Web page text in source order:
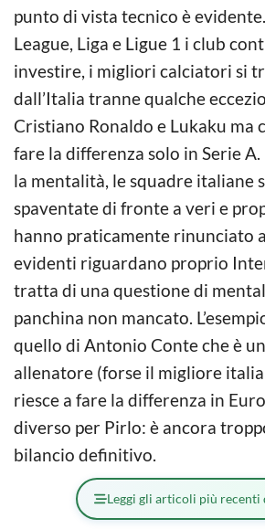
punto di vista tecnico è
League, Liga e Ligue 1 i club
investire, i migliori calciatori si
dall’Italia tranne qualche
Cristiano Ronaldo e Lukaku ma
fare la differenza solo in Serie
la mentalità, le squadre italiane
spaventate di fronte a veri e
hanno praticamente rinunciato
evidenti riguardano proprio
tratta di una questione di
panchina non mancato.
quello di Antonio Conte che è
allenatore (forse il migliore
riesce a fare la differenza in
diverso per Pirlo: è ancora
bilancio definitivo.
Leggi gli articoli più recenti